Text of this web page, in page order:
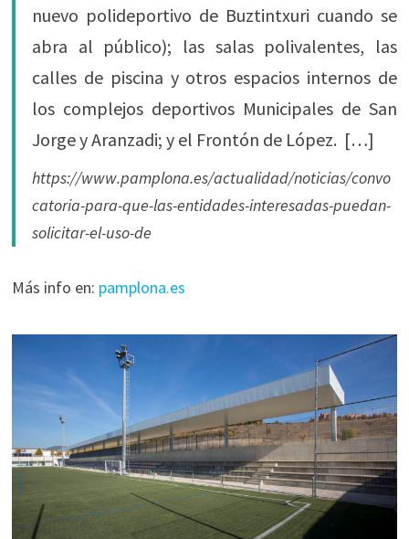
nuevo polideportivo de Buztintxuri cuando se
abra al público); las salas polivalentes, las
calles de piscina y otros espacios internos de
los complejos deportivos Municipales de San
Jorge y Aranzadi; y el Frontón de López. […]
https://www.pamplona.es/actualidad/noticias/convo
catoria-para-que-las-entidades-interesadas-puedan-
solicitar-el-uso-de
Más info en: pamplona.es